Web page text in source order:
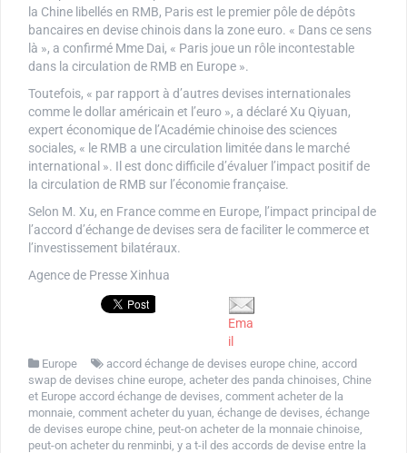
la Chine libellés en RMB, Paris est le premier pôle de dépôts
bancaires en devise chinois dans la zone euro. « Dans ce sens
là », a confirmé Mme Dai, « Paris joue un rôle incontestable
dans la circulation de RMB en Europe ».
Toutefois, « par rapport à d’autres devises internationales
comme le dollar américain et l’euro », a déclaré Xu Qiyuan,
expert économique de l’Académie chinoise des sciences
sociales, « le RMB a une circulation limitée dans le marché
international ». Il est donc difficile d’évaluer l’impact positif de
la circulation de RMB sur l’économie française.
Selon M. Xu, en France comme en Europe, l’impact principal de
l’accord d’échange de devises sera de faciliter le commerce et
l’investissement bilatéraux.
Agence de Presse Xinhua
Ema
il
Europe accord échange de devises europe chine accord
swap de devises chine europe acheter des panda chinoises Chine
et Europe accord échange de devises comment acheter de la
monnaie comment acheter du yuan échange de devises échange
de devises europe chine peut-on acheter de la monnaie chinoise
peut-on acheter du renminbi y a t-il des accords de devise entre la